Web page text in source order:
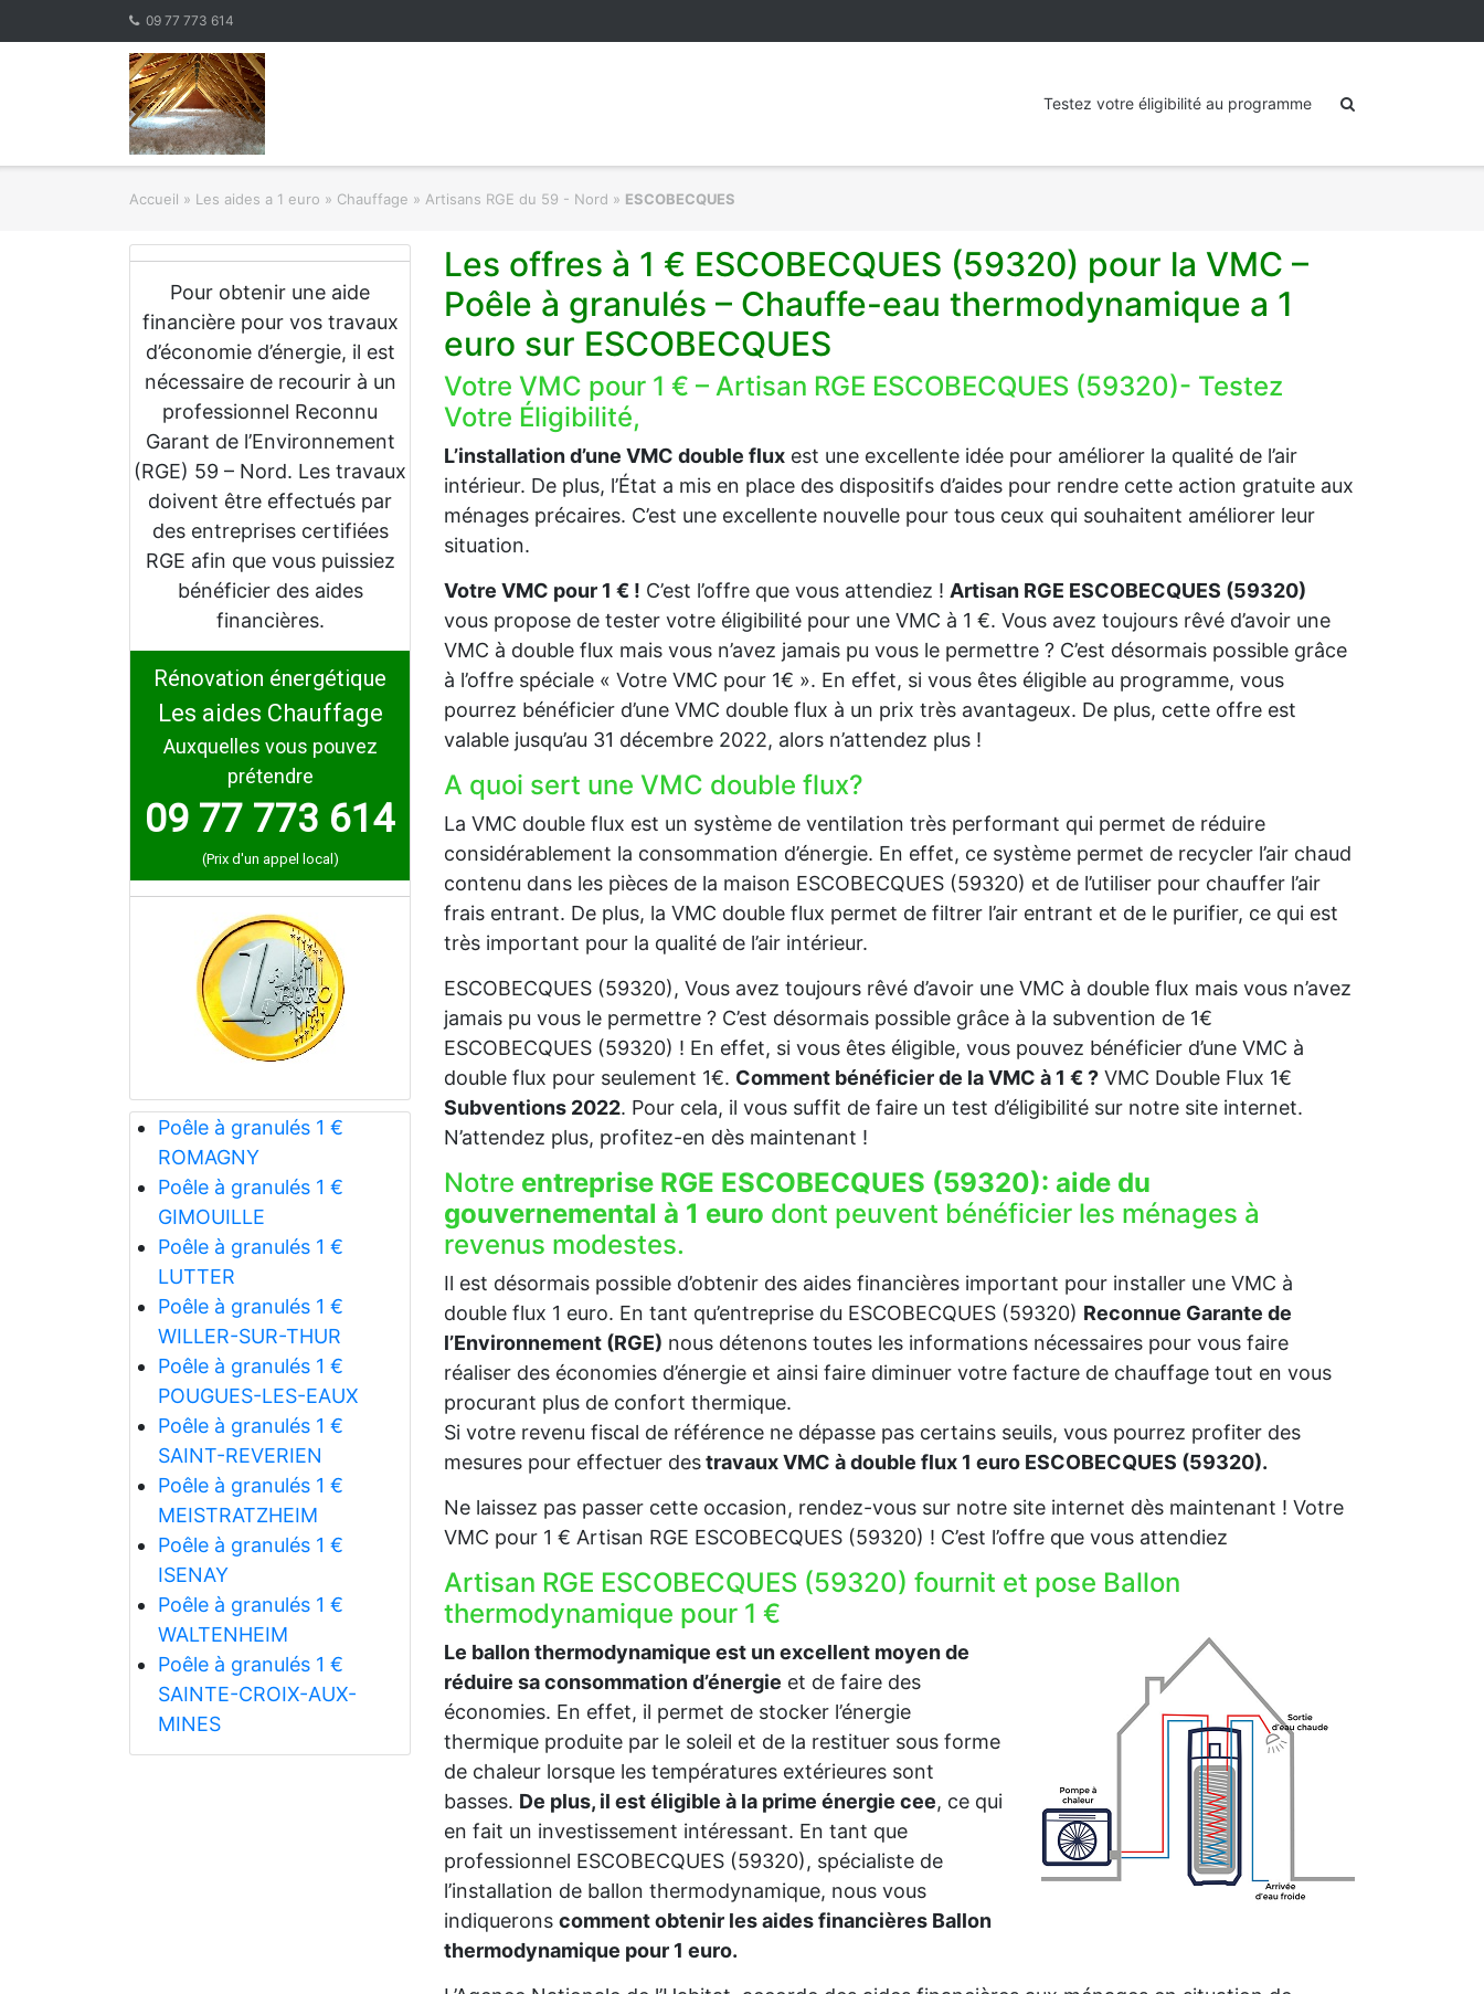
09 77 773 614
Testez votre éligibilité au programme
Accueil » Les aides a 1 euro » Chauffage » Artisans RGE du 59 - Nord » ESCOBECQUES
Pour obtenir une aide
financière pour vos travaux
d’économie d’énergie, il est
nécessaire de recourir à un
professionnel Reconnu
Garant de l’Environnement
(RGE) 59 – Nord. Les travaux
doivent être effectués par
des entreprises certifiées
RGE afin que vous puissiez
bénéficier des aides
financières.
Rénovation énergétique
Les aides Chauffage
Auxquelles vous pouvez
prétendre
09 77 773 614
(Prix d'un appel local)
Poêle à granulés 1 €
ROMAGNY
Poêle à granulés 1 €
GIMOUILLE
Poêle à granulés 1 €
LUTTER
Poêle à granulés 1 €
WILLER-SUR-THUR
Poêle à granulés 1 €
POUGUES-LES-EAUX
Poêle à granulés 1 €
SAINT-REVERIEN
Poêle à granulés 1 €
MEISTRATZHEIM
Poêle à granulés 1 €
ISENAY
Poêle à granulés 1 €
WALTENHEIM
Poêle à granulés 1 €
SAINTE-CROIX-AUX-
MINES
Les offres à 1 € ESCOBECQUES (59320) pour la VMC –
Poêle à granulés – Chauffe-eau thermodynamique a 1
euro sur ESCOBECQUES
Votre VMC pour 1 € – Artisan RGE ESCOBECQUES (59320)- Testez
Votre Éligibilité,
L’installation d’une VMC double flux est une excellente idée pour améliorer la qualité de l’air
intérieur. De plus, l’État a mis en place des dispositifs d’aides pour rendre cette action gratuite aux
ménages précaires. C’est une excellente nouvelle pour tous ceux qui souhaitent améliorer leur
situation.
Votre VMC pour 1 € ! C’est l’offre que vous attendiez ! Artisan RGE ESCOBECQUES (59320)
vous propose de tester votre éligibilité pour une VMC à 1 €. Vous avez toujours rêvé d’avoir une
VMC à double flux mais vous n’avez jamais pu vous le permettre ? C’est désormais possible grâce
à l’offre spéciale « Votre VMC pour 1€ ». En effet, si vous êtes éligible au programme, vous
pourrez bénéficier d’une VMC double flux à un prix très avantageux. De plus, cette offre est
valable jusqu’au 31 décembre 2022, alors n’attendez plus !
A quoi sert une VMC double flux?
La VMC double flux est un système de ventilation très performant qui permet de réduire
considérablement la consommation d’énergie. En effet, ce système permet de recycler l’air chaud
contenu dans les pièces de la maison ESCOBECQUES (59320) et de l’utiliser pour chauffer l’air
frais entrant. De plus, la VMC double flux permet de filtrer l’air entrant et de le purifier, ce qui est
très important pour la qualité de l’air intérieur.
ESCOBECQUES (59320), Vous avez toujours rêvé d’avoir une VMC à double flux mais vous n’avez
jamais pu vous le permettre ? C’est désormais possible grâce à la subvention de 1€
ESCOBECQUES (59320) ! En effet, si vous êtes éligible, vous pouvez bénéficier d’une VMC à
double flux pour seulement 1€. Comment bénéficier de la VMC à 1 € ? VMC Double Flux 1€
Subventions 2022. Pour cela, il vous suffit de faire un test d’éligibilité sur notre site internet.
N’attendez plus, profitez-en dès maintenant !
Notre entreprise RGE ESCOBECQUES (59320): aide du
gouvernemental à 1 euro dont peuvent bénéficier les ménages à
revenus modestes.
Il est désormais possible d’obtenir des aides financières important pour installer une VMC à
double flux 1 euro. En tant qu’entreprise du ESCOBECQUES (59320) Reconnue Garante de
l’Environnement (RGE) nous détenons toutes les informations nécessaires pour vous faire
réaliser des économies d’énergie et ainsi faire diminuer votre facture de chauffage tout en vous
procurant plus de confort thermique.
Si votre revenu fiscal de référence ne dépasse pas certains seuils, vous pourrez profiter des
mesures pour effectuer destravaux VMC à double flux 1 euro ESCOBECQUES (59320).
Ne laissez pas passer cette occasion, rendez-vous sur notre site internet dès maintenant ! Votre
VMC pour 1 € Artisan RGE ESCOBECQUES (59320) ! C’est l’offre que vous attendiez
Artisan RGE ESCOBECQUES (59320) fournit et pose Ballon
thermodynamique pour 1 €
Le ballon thermodynamique est un excellent moyen de
réduire sa consommation d’énergie et de faire des
économies. En effet, il permet de stocker l’énergie
thermique produite par le soleil et de la restituer sous forme
de chaleur lorsque les températures extérieures sont
basses. De plus, il est éligible à la prime énergie cee, ce qui
en fait un investissement intéressant. En tant que
professionnel ESCOBECQUES (59320), spécialiste de
l’installation de ballon thermodynamique, nous vous
indiquerons comment obtenir les aides financières Ballon
thermodynamique pour 1 euro.